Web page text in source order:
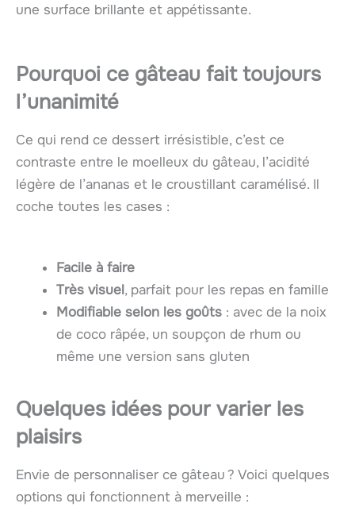
une surface brillante et appétissante.
Pourquoi ce gâteau fait toujours
l’unanimité
Ce qui rend ce dessert irrésistible, c’est ce
contraste entre le moelleux du gâteau, l’acidité
légère de l’ananas et le croustillant caramélisé. Il
coche toutes les cases :
Facile à faire
Très visuel, parfait pour les repas en famille
Modifiable selon les goûts : avec de la noix
de coco râpée, un soupçon de rhum ou
même une version sans gluten
Quelques idées pour varier les
plaisirs
Envie de personnaliser ce gâteau ? Voici quelques
options qui fonctionnent à merveille :